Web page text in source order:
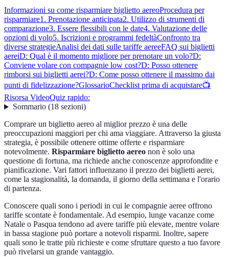
Informazioni su come risparmiare biglietto aereoProcedura per
risparmiare1. Prenotazione anticipata2. Utilizzo di strumenti di
comparazione3. Essere flessibili con le date4. Valutazione delle
opzioni di volo5. Iscrizioni e programmi fedeltàConfronto tra
diverse strategieAnalisi dei dati sulle tariffe aereeFAQ sui biglietti
aereiD: Qual è il momento migliore per prenotare un volo?D:
Conviene volare con compagnie low cost?D: Posso ottenere
rimborsi sui biglietti aerei?D: Come posso ottenere il massimo dai
punti di fidelizzazione?GlossarioChecklist prima di acquistare📺
Risorsa VideoQuiz rapido:
Sommario(18 sezioni)
Comprare un biglietto aereo al miglior prezzo è una delle
preoccupazioni maggiori per chi ama viaggiare. Attraverso la giusta
strategia, è possibile ottenere ottime offerte e risparmiare
notevolmente. Risparmiare biglietto aereo non è solo una
questione di fortuna, ma richiede anche conoscenze approfondite e
pianificazione. Vari fattori influenzano il prezzo dei biglietti aerei,
come la stagionalità, la domanda, il giorno della settimana e l'orario
di partenza.
Conoscere quali sono i periodi in cui le compagnie aeree offrono
tariffe scontate è fondamentale. Ad esempio, lunge vacanze come
Natale o Pasqua tendono ad avere tariffe più elevate, mentre volare
in bassa stagione può portare a notevoli risparmi. Inoltre, sapere
quali sono le tratte più richieste e come sfruttare questo a tuo favore
può rivelarsi un grande vantaggio.